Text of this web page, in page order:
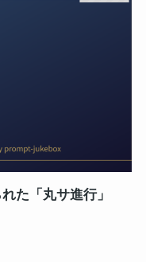
た「丸サ進行」